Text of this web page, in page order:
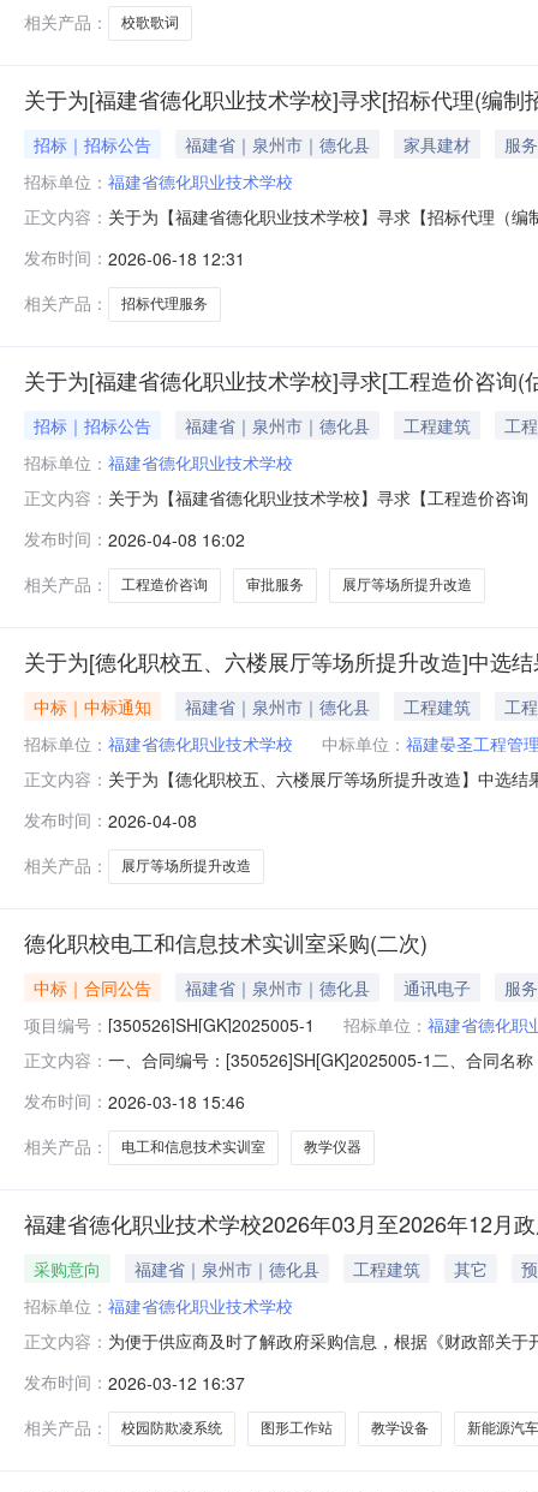
称：《在你的怀抱里》作者：严媛兰一等奖作品名称
相关产品： 校歌歌词
关于为[福建省德化职业技术学校]寻求[招标代理(编制
招标｜招标公告 福建省｜泉州市｜德化县 家具建材
服务
招标单位： 福建省德化职业技术学校
正文内容： 关于为【福建省德化职业技术学校】寻求【招标代理（
称福建省德化职业技术学校选取方式直接选取发布方式
项目为招标文件编
发布时间： 2026-06-18 12:31
相关产品：
招标代理服务
关于为[福建省德化职业技术学校]寻求[工程造价咨询
招标｜招标公告 福建省｜泉州市｜德化县 工程建筑
工程
招标单位： 福建省德化职业技术学校
正文内容： 关于为【福建省德化职业技术学校】寻求【工程造价咨
场所提升改造事项名称工程造价咨询（估算、概算、预
布方式普通报价方式费用报价最
发布时间： 2026-04-08 16:02
相关产品：
工程造价咨询 审批服务 展厅等场所提升改造
关于为[德化职校五、六楼展厅等场所提升改造]中选
中标｜中标通知 福建省｜泉州市｜德化县 工程建筑
工程
招标单位： 福建省德化职业技术学校 中标单位： 福建晏圣工程管
正文内容： 关于为【德化职校五、六楼展厅等场所提升改造】中选
记录；2、报名单位在德化县应有办公场所及办公人员，
准。联系人赖传溥联系方式135999306
发布时间： 2026-04-08
相关产品：
展厅等场所提升改造
德化职校电工和信息技术实训室采购(二次)
中标｜合同公告 福建省｜泉州市｜德化县 通讯电子
服务
项目编号： [350526]SH[GK]2025005-1 招标单位： 福建省德化职
正文内容： 一、合同编号：[350526]SH[GK]2025005-1二、合同名
术有限公司地址：江西省南昌市南昌县小蓝经济技术开
发布时间： 2026-03-18 15:46
相关产品：
电工和信息技术实训室 教学仪器
福建省德化职业技术学校2026年03月至2026年12月
采购意向 福建省｜泉州市｜德化县 工程建筑 其它
招标单位： 福建省德化职业技术学校
正文内容： 为便于供应商及时了解政府采购信息，根据《财政部关
施。需满足的要求：满足验收要求。80.0000002026年
100.0000002
发布时间： 2026-03-12 16:37
相关产品：
校园防欺凌系统 图形工作站 教学设备 新能源汽